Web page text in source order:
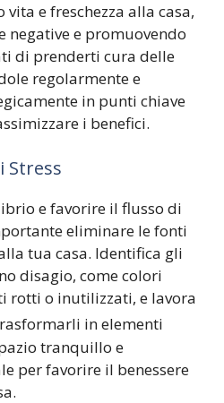
e freschezza alla casa,
negative e promuovendo
di prenderti cura delle
regolarmente e
in punti chiave
i benefici.
Stress
e favorire il flusso di
eliminare le fonti
tua casa. Identifica gli
disagio, come colori
rotti o inutilizzati, e lavora
in elementi
tranquillo e
per favorire il benessere